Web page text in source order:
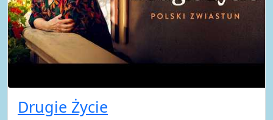
Drugie Życie